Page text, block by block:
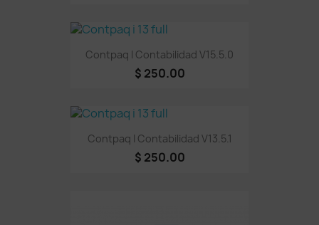
Contpaq I Contabilidad V15.5.0
$ 250.00
Contpaq I Contabilidad V13.5.1
$ 250.00